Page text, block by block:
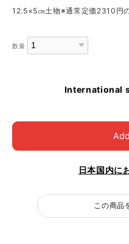
12.5×5㎝土物※通常定価2310円の
数量
International
日本国内に
この商品